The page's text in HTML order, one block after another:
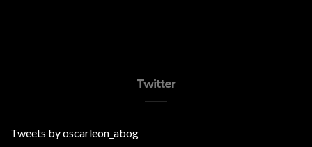
Twitter
Tweets by oscarleon_abog